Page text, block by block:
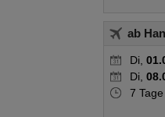
ab
Di,
Di,
7 Tage